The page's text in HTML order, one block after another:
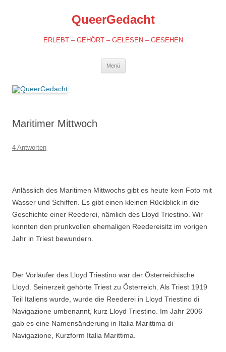
QueerGedacht
ERLEBT – GEHÖRT – GELESEN – GESEHEN
Menü
Maritimer Mittwoch
4 Antworten
Anlässlich des Maritimen Mittwochs gibt es heute kein Foto mit
Wasser und Schiffen. Es gibt einen kleinen Rückblick in die
Geschichte einer Reederei, nämlich des Lloyd Triestino. Wir
konnten den prunkvollen ehemaligen Reedereisitz im vorigen
Jahr in Triest bewundern.
Der Vorläufer des Lloyd Triestino war der Österreichische
Lloyd. Seinerzeit gehörte Triest zu Österreich. Als Triest 1919
Teil Italiens wurde, wurde die Reederei in Lloyd Triestino di
Navigazione umbenannt, kurz Lloyd Triestino. Im Jahr 2006
gab es eine Namensänderung in Italia Marittima di
Navigazione, Kurzform Italia Marittima.